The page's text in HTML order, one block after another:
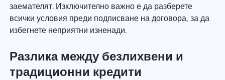
заемателят. Изключително важно е да разберете
всички условия преди подписване на договора, за да
избегнете неприятни изненади.
Разлика между безлихвени и
традиционни кредити